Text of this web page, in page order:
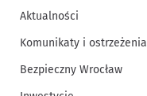
Aktualności
Komunikaty i ostrzeżenia
Bezpieczny Wrocław